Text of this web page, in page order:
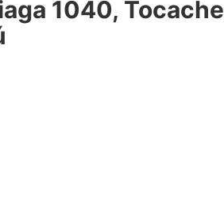
1040, Tocache